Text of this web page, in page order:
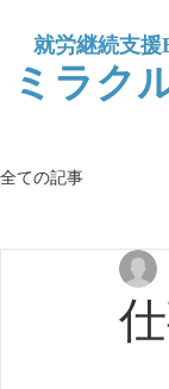
就労継続支援
ミラク
全ての記事